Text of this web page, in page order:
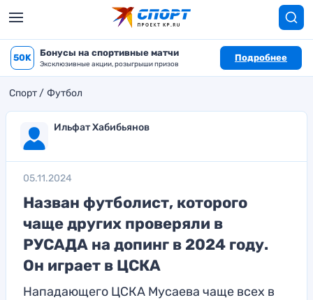
50K Бонусы на спортивные матчи
Эксклюзивные акции, розыгрыши призов
Подробнее
Спорт Футбол
Ильфат Хабибьянов
05.11.2024
Назван футболист, которого
чаще других проверяли в
РУСАДА на допинг в 2024 году.
Он играет в ЦСКА
Нападающего ЦСКА Мусаева чаще всех в